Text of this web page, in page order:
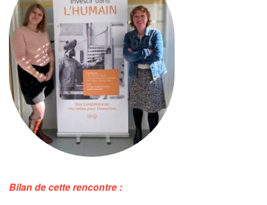
Bilan de cette rencontre :